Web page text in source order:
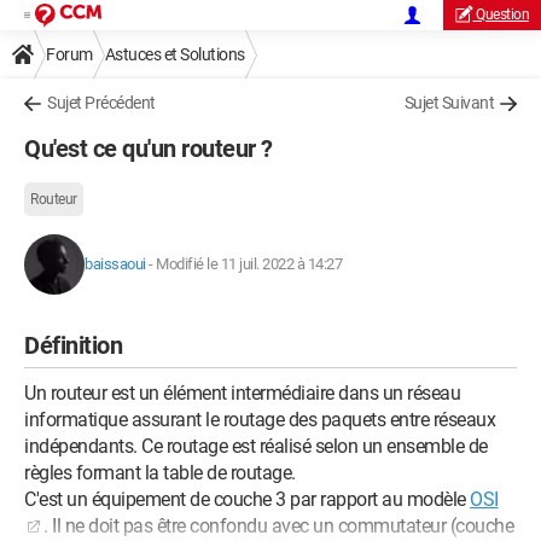
Question
Forum Astuces et Solutions
Sujet Précédent Sujet Suivant
Qu'est ce qu'un routeur ?
Routeur
baissaoui- Modifié le 11 juil. 2022 à 14:27
Définition
Un routeur est un élément intermédiaire dans un réseau
informatique assurant le routage des paquets entre réseaux
indépendants. Ce routage est réalisé selon un ensemble de
règles formant la table de routage.
C'est un équipement de couche 3 par rapport au modèle OSI
. Il ne doit pas être confondu avec un commutateur (couche